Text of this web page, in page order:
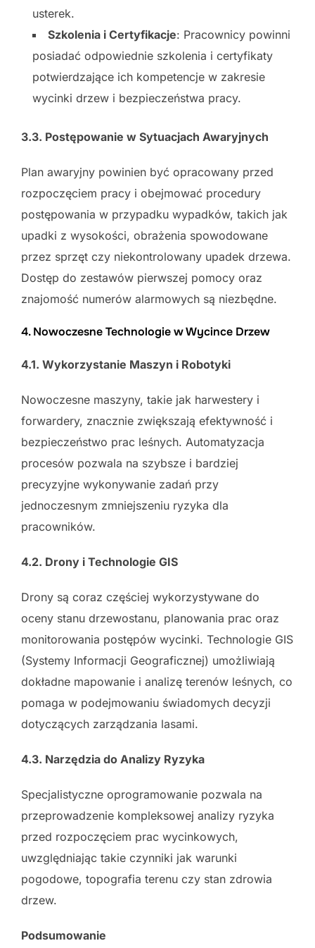
usterek.
Szkolenia i Certyfikacje: Pracownicy powinni
posiadać odpowiednie szkolenia i certyfikaty
potwierdzające ich kompetencje w zakresie
wycinki drzew i bezpieczeństwa pracy.
3.3. Postępowanie w Sytuacjach Awaryjnych
Plan awaryjny powinien być opracowany przed
rozpoczęciem pracy i obejmować procedury
postępowania w przypadku wypadków, takich jak
upadki z wysokości, obrażenia spowodowane
przez sprzęt czy niekontrolowany upadek drzewa.
Dostęp do zestawów pierwszej pomocy oraz
znajomość numerów alarmowych są niezbędne.
4. Nowoczesne Technologie w Wycince Drzew
4.1. Wykorzystanie Maszyn i Robotyki
Nowoczesne maszyny, takie jak harwestery i
forwardery, znacznie zwiększają efektywność i
bezpieczeństwo prac leśnych. Automatyzacja
procesów pozwala na szybsze i bardziej
precyzyjne wykonywanie zadań przy
jednoczesnym zmniejszeniu ryzyka dla
pracowników.
4.2. Drony i Technologie GIS
Drony są coraz częściej wykorzystywane do
oceny stanu drzewostanu, planowania prac oraz
monitorowania postępów wycinki. Technologie GIS
(Systemy Informacji Geograficznej) umożliwiają
dokładne mapowanie i analizę terenów leśnych, co
pomaga w podejmowaniu świadomych decyzji
dotyczących zarządzania lasami.
4.3. Narzędzia do Analizy Ryzyka
Specjalistyczne oprogramowanie pozwala na
przeprowadzenie kompleksowej analizy ryzyka
przed rozpoczęciem prac wycinkowych,
uwzględniając takie czynniki jak warunki
pogodowe, topografia terenu czy stan zdrowia
drzew.
Podsumowanie